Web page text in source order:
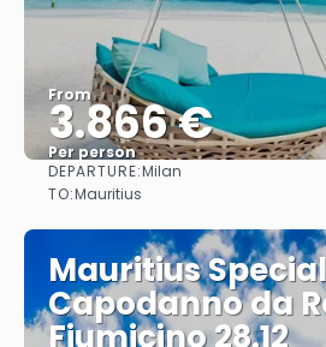
From
3.866 €
Per person
DEPARTURE:Milan
TO:Mauritius
Mauritius
Capodanno da
Fiumicino 28.12